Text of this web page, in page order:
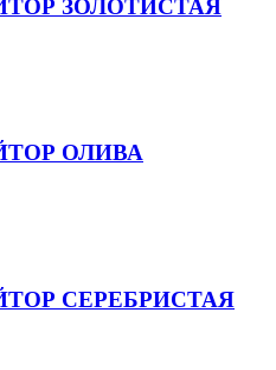
ЗОЛОТИСТАЯ
ОЛИВА
СЕРЕБРИСТАЯ